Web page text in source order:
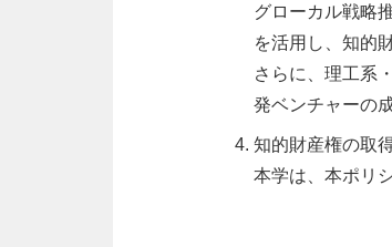
グローカル戦略
を活用し、知的
さらに、理工系
発ベンチャーの
知的財産権の取
本学は、本ポリ